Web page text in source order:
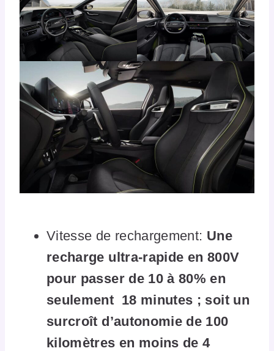
Vitesse de rechargement: Une
recharge ultra-rapide en 800V
pour passer de 10 à 80% en
seulement 18 minutes ; soit un
surcroît d’autonomie de 100
kilomètres en moins de 4